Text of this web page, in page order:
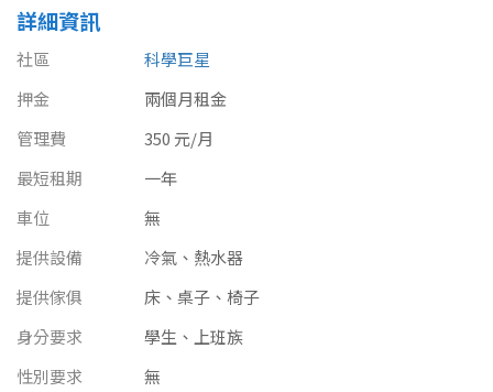
彰化縣
南投縣
雲林縣
嘉義縣
台南市
農舍
20~30 坪
60~70 坪
詳細資訊
社區
科學巨星
押金
兩個月租金
管理費
350 元/月
最短租期
一年
車位
無
提供設備
冷氣、熱水器
提供傢俱
床、桌子、椅子
身分要求
學生、上班族
性別要求
無